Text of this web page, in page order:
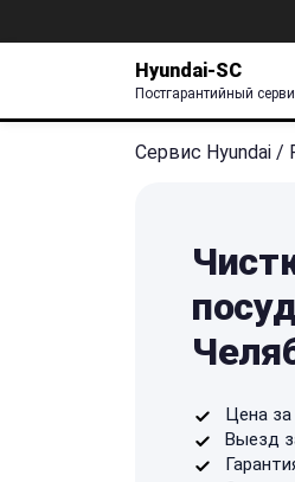
Hyundai-SC
Постгарантийный
Сервис Hyundai /
Цена
Выезд